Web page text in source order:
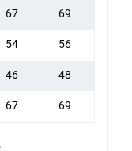
67 69
54 56
46 48
67 69